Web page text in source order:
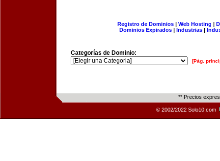
Registro de Dominios| Web Hosting |
Dominios Expirados | Industrias |
Categorías de Dominio:
[Pág.
** Precios
© 2002/2022 Solo10.com